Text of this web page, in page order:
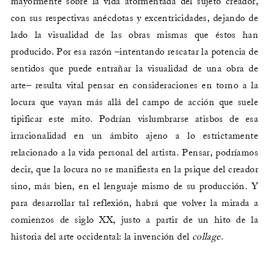
con sus respectivas anécdotas y excentricidades, dejando de
lado la visualidad de las obras mismas que éstos han
producido. Por esa razón –intentando rescatar la potencia de
sentidos que puede entrañar la visualidad de una obra de
arte– resulta vital pensar en consideraciones en torno a la
locura que vayan más allá del campo de acción que suele
tipificar este mito. Podrían vislumbrarse atisbos de esa
irracionalidad en un ámbito ajeno a lo estrictamente
relacionado a la vida personal del artista. Pensar, podríamos
decir, que la locura no se manifiesta en la psique del creador
sino, más bien, en el lenguaje mismo de su producción. Y
para desarrollar tal reflexión, habrá que volver la mirada a
comienzos de siglo XX, justo a partir de un hito de la
historia del arte occidental: la invención del collage.